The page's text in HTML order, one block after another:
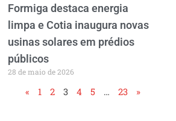
Formiga destaca energia
limpa e Cotia inaugura novas
usinas solares em prédios
públicos
28 de maio de 2026
« 1 2 3 4 5 … 23 »